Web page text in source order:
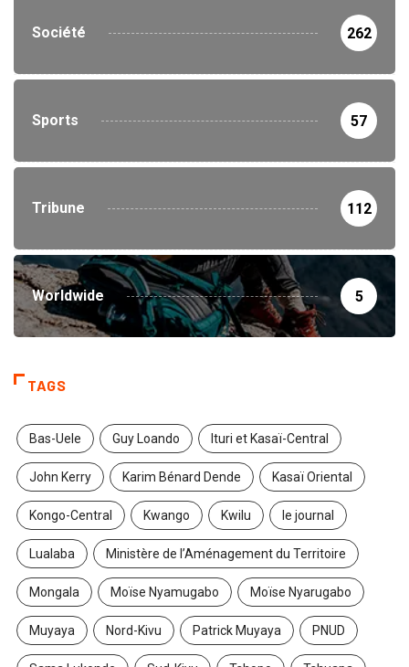
Société 262
Sports 57
Tribune 112
Worldwide 5
TAGS
Bas-Uele Guy Loando Ituri et Kasaï-Central
John Kerry Karim Bénard Dende Kasaï Oriental
Kongo-Central Kwango Kwilu le journal
Lualaba Ministère de l’Aménagement du Territoire
Mongala Moïse Nyamugabo Moïse Nyarugabo
Muyaya Nord-Kivu Patrick Muyaya PNUD